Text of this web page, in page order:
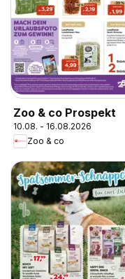
Zoo & co Prospekt
10.08. - 16.08.2026
Zoo & co